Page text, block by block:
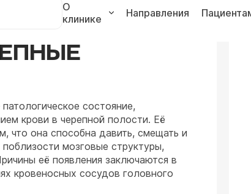
О
клинике
Направления
состояние,
крови в черепной полости. Её
что она способна давить, смещать и
мозговые структуры,
её появления заключаются в
кровеносных сосудов головного